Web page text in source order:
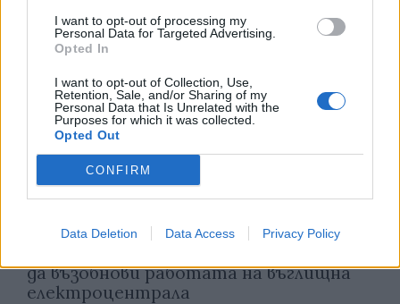
I want to opt-out of processing my
Personal Data for Targeted Advertising.
Opted In
I want to opt-out of Collection, Use,
Retention, Sale, and/or Sharing of my
Personal Data that Is Unrelated with the
Purposes for which it was collected.
Opted Out
CONFIRM
Data Deletion Data Access Privacy Policy
да възобнови работата на въглищна
електроцентрала